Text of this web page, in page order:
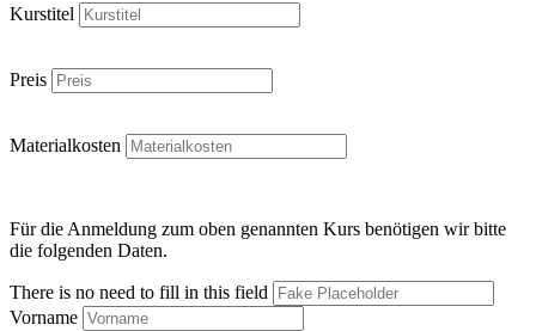
Kurstitel
Preis
Materialkosten
Für die Anmeldung zum oben genannten Kurs benötigen wir bitte
die folgenden Daten.
There is no need to fill in this field
Vorname